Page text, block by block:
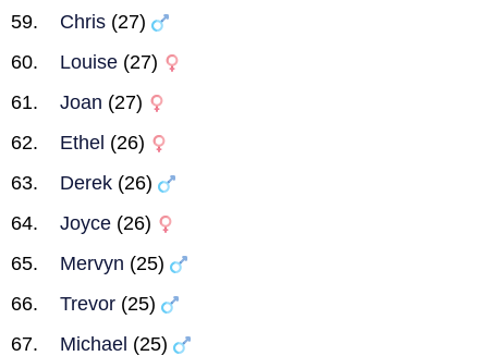
Chris (27)
Louise (27)
Joan (27)
Ethel (26)
Derek (26)
Joyce (26)
Mervyn (25)
Trevor (25)
Michael (25)